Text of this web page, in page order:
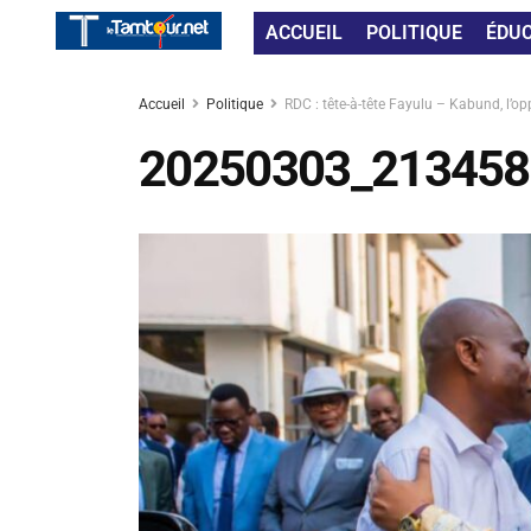
ACCUEIL POLITIQUE
Accueil Politique RDC : tête-à-tête Fayulu – Kabund,
20250303_213458